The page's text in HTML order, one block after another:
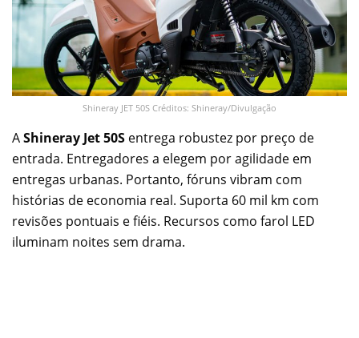
Shineray JET 50S Créditos: Shineray/Divulgação
AShineray Jet 50S entrega robustez por preço de
entrada. Entregadores a elegem por agilidade em
entregas urbanas. Portanto, fóruns vibram com
histórias de economia real. Suporta 60 mil km com
revisões pontuais e fiéis. Recursos como farol LED
iluminam noites sem drama.